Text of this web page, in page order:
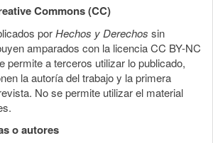
Commons (CC)
porHechos y Derechos sin
amparados con la licencia CC BY-NC
permite a terceros utilizar lo publicado,
la autoría del trabajo y la primera
No se permite utilizar el material
o autores